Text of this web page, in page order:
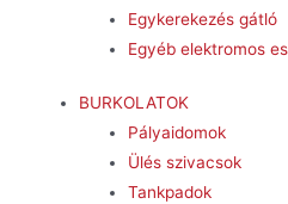
Egykerekezés gátló
Egyéb elektromos
BURKOLATOK
Pályaidomok
Ülés szivacsok
Tankpadok